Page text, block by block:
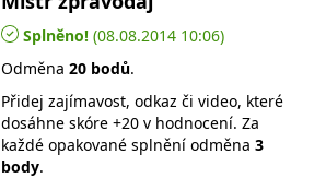
Splněno! (08.08.2014 10:06)
Odměna 20 bodů.
Přidej zajímavost, odkaz či video, které
dosáhne skóre +20 v hodnocení. Za
každé opakované splnění odměna 3
body.